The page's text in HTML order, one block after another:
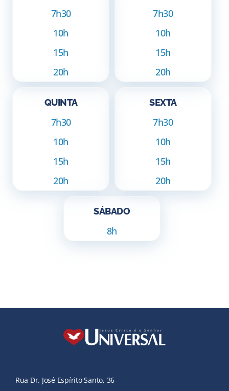
7h30
10h
15h
20h
7h30
10h
15h
20h
QUINTA
7h30
10h
15h
20h
SEXTA
7h30
10h
15h
20h
SÁBADO
8h
Rua Dr. José Espírito Santo, 36